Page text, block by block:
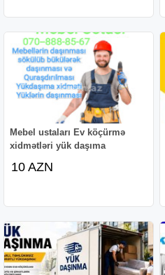
Mebel ustaları Ev köçürmə
xidmətləri yük daşıma
10 AZN